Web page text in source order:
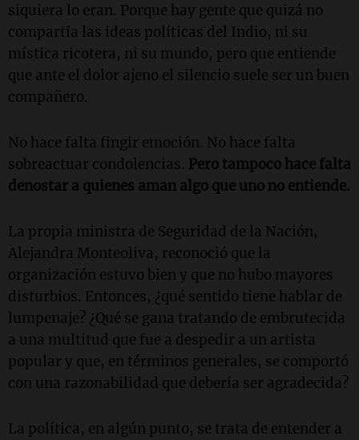
siquiera lo eran. Porque hay gente que quizá no
compartía las ideas políticas del Indio, ni su
mística ricotera, ni su mundo, pero que entiende
que ante el dolor ajeno el silencio suele ser un buen
compañero.
No hace falta fingir emoción. No hace falta
sobreactuar condolencias. Pero tampoco hace falta
denostar a quienes aman algo que uno no entiende.
La propia ministra de Seguridad de la Nación,
Alejandra Monteoliva, reconoció que la
organización estuvo bien y que no hubo mayores
disturbios. Entonces, ¿qué sentido tiene hablar de
lumpenaje? ¿Qué se gana tratando de embrutecida
a una multitud que fue a despedir a un artista
popular y que, en términos generales, se comportó
con una razonabilidad que debería ser agradecida?
La política, en algún punto, se trata de entender a